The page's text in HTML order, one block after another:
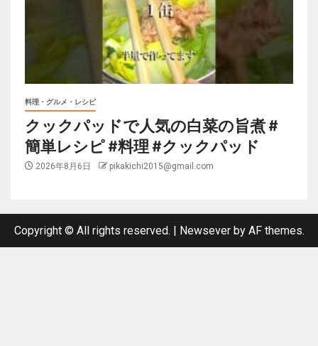
料理・グルメ・レシピ
クックパッドで人気の白菜の旨煮 #
簡単レシピ #料理 #クックパッド
2026年8月6日 pikakichi2015@gmail.com
Copyright © All rights reserved. | Newseverby AF themes.